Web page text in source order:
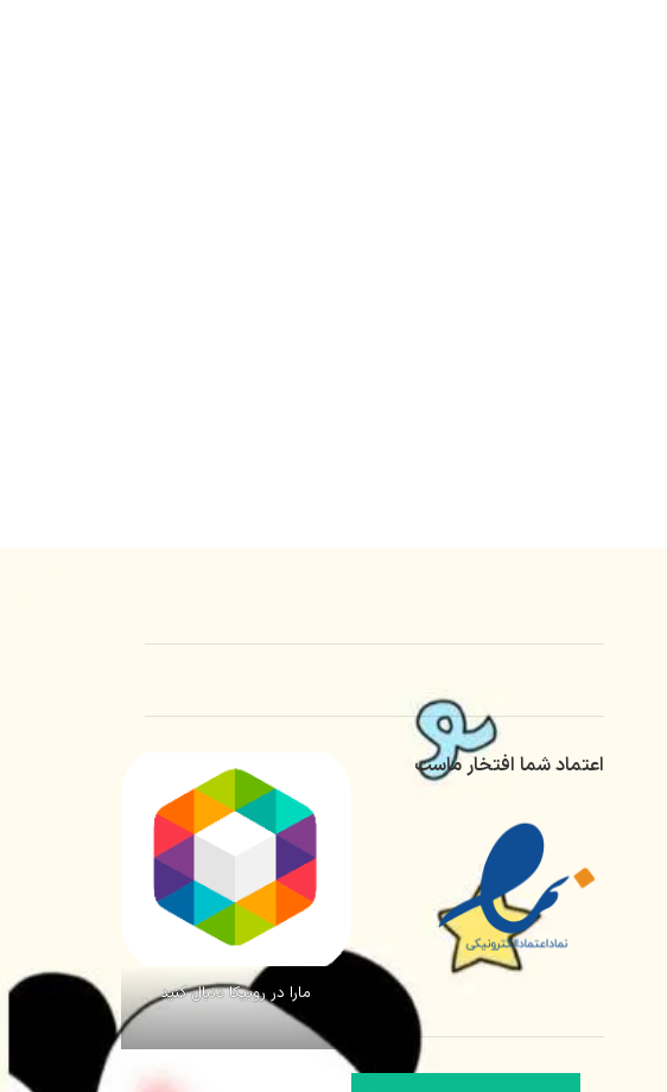
اعتماد شما افتخار ماست
مارا در روبیکا دنبال کنید